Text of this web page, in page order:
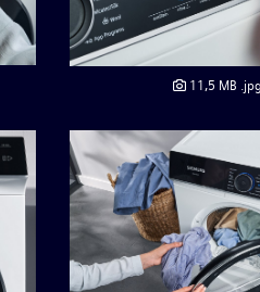
11,5 MB .jpg